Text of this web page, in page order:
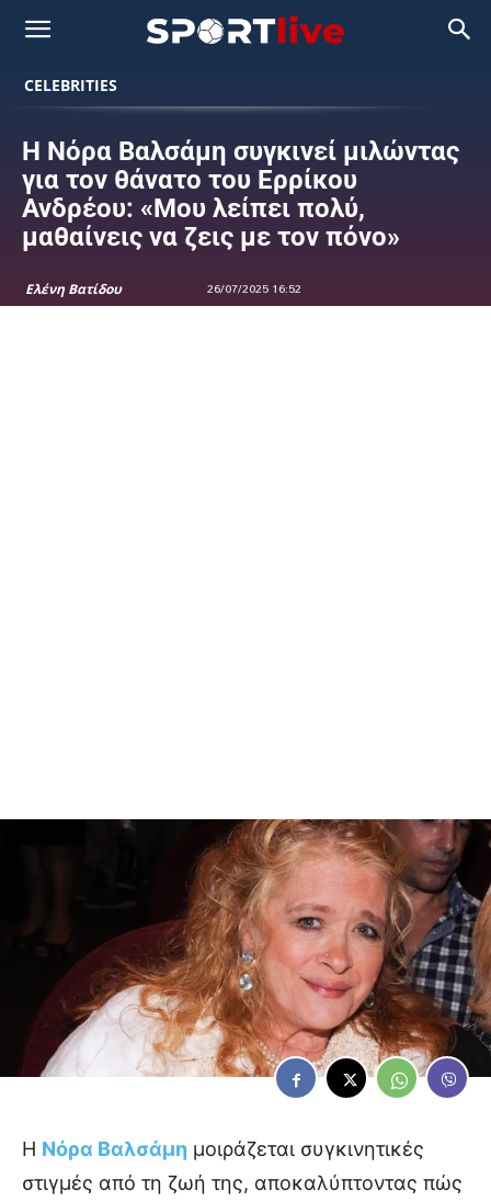
CELEBRITIES
Η Νόρα Βαλσάμη συγκινεί μιλώντας
για τον θάνατο του Ερρίκου
Ανδρέου: «Μου λείπει πολύ,
μαθαίνεις να ζεις με τον πόνο»
Ελένη Βατίδου 26/07/2025 16:52
Η Νόρα Βαλσάμη μοιράζεται συγκινητικές
στιγμές από τη ζωή της, αποκαλύπτοντας πώς